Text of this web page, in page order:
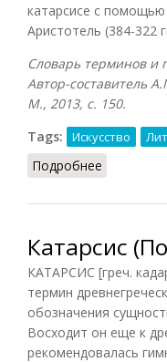
катарсисе с
Аристотель (384-322
Словарь терминов и
Автор-составитель
М., 2013, с. 150.
Tags:
Искусство
Подробнее
Катарсис
КАТАРСИС [греч.
термин
обозначения
Восходит он еще к
рекомендовалась